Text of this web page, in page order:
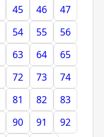
45 46
47
54 55
56
63 64
65
72 73
74
81 82
83
90 91
92